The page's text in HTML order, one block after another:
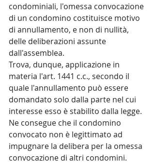
condominiali, l'omessa convocazione
di un condomino costituisce motivo
di annullamento, e non di nullità,
delle deliberazioni assunte
dall'assemblea.
Trova, dunque, applicazione in
materia l'art. 1441 c.c., secondo il
quale l'annullamento può essere
domandato solo dalla parte nel cui
interesse esso è stabilito dalla legge.
Ne consegue che il condomino
convocato non è legittimato ad
impugnare la delibera per la omessa
convocazione di altri condomini.